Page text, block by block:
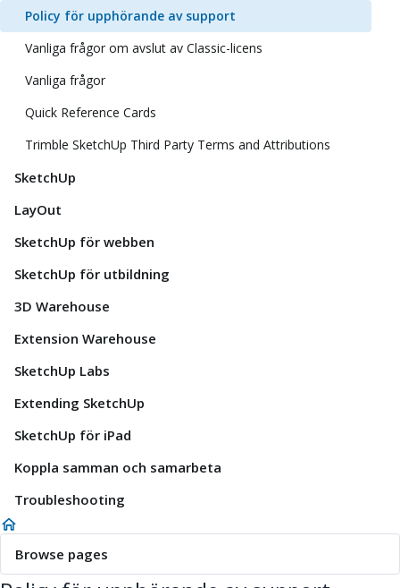
Policy för upphörande av support
Vanliga frågor om avslut av Classic-licens
Vanliga frågor
Quick Reference Cards
Trimble SketchUp Third Party Terms and Attributions
SketchUp
LayOut
SketchUp för webben
SketchUp för utbildning
3D Warehouse
Extension Warehouse
SketchUp Labs
Extending SketchUp
SketchUp för iPad
Koppla samman och samarbeta
Troubleshooting
Browse pages